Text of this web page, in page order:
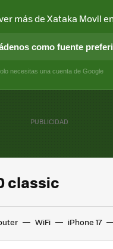
MÓVIL Y SOCIEDAD
classic
WiFi iPhone 17
más de Xataka Movil
como fuente
necesitas una cuenta de Google